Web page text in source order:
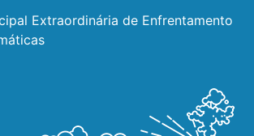
Extraordinária de Enfrentamento